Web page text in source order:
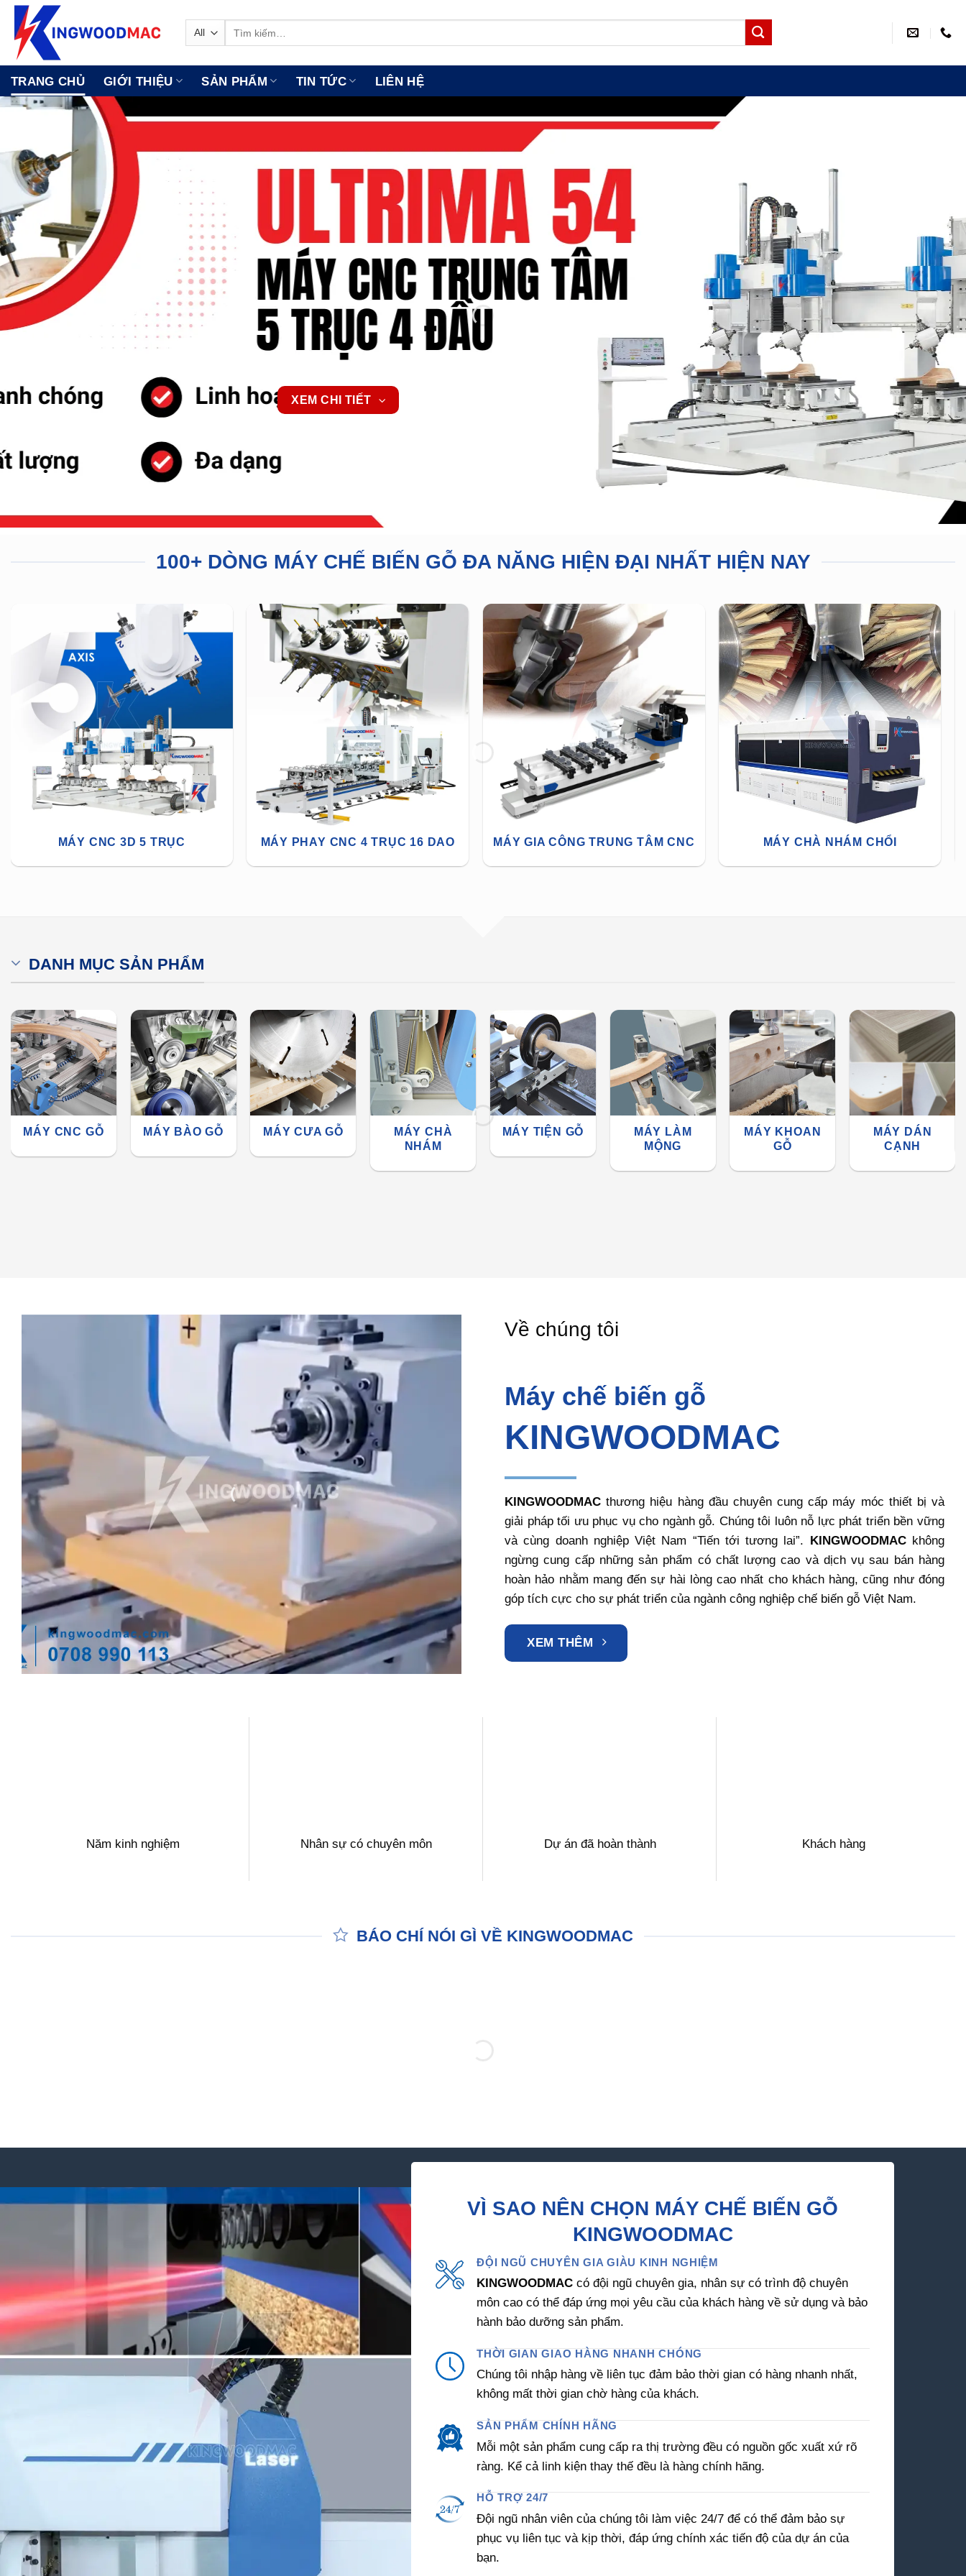
Skip
content
TRANG CHỦ GIỚI THIỆU SẢN PHẨM TIN TỨC LIÊN HỆ
XEM CHI TIẾT
100+ DÒNG MÁY CHẾ BIẾN GỖ ĐA NĂNG HIỆN ĐẠI NHẤT HIỆN NAY
MÁY CNC 3D 5 TRỤC MÁY PHAY CNC 4 TRỤC 16 DAO MÁY GIA CÔNG TRUNG TÂM CNC MÁY CHÀ NHÁM CHỔI
DANH MỤC SẢN PHẨM
MÁY CNC GỖ MÁY BÀO GỖ MÁY CƯA GỖ
MÁY CHÀ
NHÁM
MÁY TIỆN GỖ
MÁY LÀM
MỘNG
MÁY KHOAN
GỖ
MÁY DÁN
CẠNH
Về chúng tôi
Máy chế biến gỗ
KINGWOODMAC
KINGWOODMACthương hiệu hàng đầu chuyên cung cấp máy móc thiết bị và
giải pháp tối ưu phục vụ cho ngành gỗ. Chúng tôi luôn nỗ lực phát triển bền vững
và cùng doanh nghiệp Việt Nam “Tiến tới tương lai”. KINGWOODMACkhông
ngừng cung cấp những sản phẩm có chất lượng cao và dịch vụ sau bán hàng
hoàn hảo nhằm mang đến sự hài lòng cao nhất cho khách hàng, cũng như đóng
góp tích cực cho sự phát triển của ngành công nghiệp chế biến gỗ Việt Nam.
XEM THÊM
Năm kinh nghiệm Nhân sự có chuyên môn Dự án đã hoàn thành Khách hàng
BÁO CHÍ NÓI GÌ VỀ KINGWOODMAC
VÌ SAO NÊN CHỌN MÁY CHẾ BIẾN GỖ
KINGWOODMAC
ĐỘI NGŨ CHUYÊN GIA GIÀU KINH NGHIỆM
KINGWOODMAC có đội ngũ chuyên gia, nhân sự có trình độ chuyên
môn cao có thể đáp ứng mọi yêu cầu của khách hàng về sử dụng và bảo
hành bảo dưỡng sản phẩm.
THỜI GIAN GIAO HÀNG NHANH CHÓNG
Chúng tôi nhập hàng về liên tục đảm bảo thời gian có hàng nhanh nhất,
không mất thời gian chờ hàng của khách.
SẢN PHẨM CHÍNH HÃNG
Mỗi một sản phẩm cung cấp ra thị trường đều có nguồn gốc xuất xứ rõ
ràng. Kể cả linh kiện thay thế đều là hàng chính hãng.
HỖ TRỢ 24/7
Đội ngũ nhân viên của chúng tôi làm việc 24/7 để có thể đảm bảo sự
phục vụ liên tục và kịp thời, đáp ứng chính xác tiến độ của dự án của
bạn.